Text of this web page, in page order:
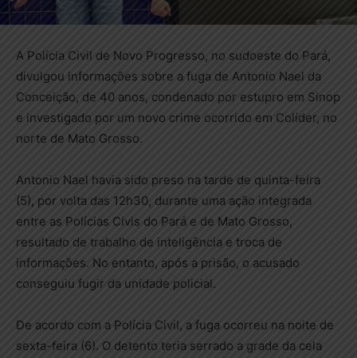
A Polícia Civil de Novo Progresso, no sudoeste do Pará,
divulgou informações sobre a fuga de Antonio Nael da
Conceição, de 40 anos, condenado por estupro em Sinop
e investigado por um novo crime ocorrido em Colíder, no
norte de Mato Grosso.
Antonio Nael havia sido preso na tarde de quinta-feira
(5), por volta das 12h30, durante uma ação integrada
entre as Polícias Civis do Pará e de Mato Grosso,
resultado de trabalho de inteligência e troca de
informações. No entanto, após a prisão, o acusado
conseguiu fugir da unidade policial.
De acordo com a Polícia Civil, a fuga ocorreu na noite de
sexta-feira (6). O detento teria serrado a grade da cela